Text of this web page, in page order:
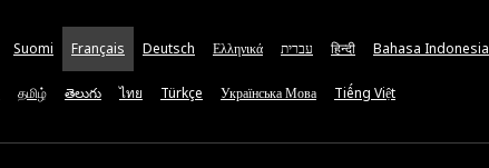
Suomi Français Deutsch Ελληνικά עברית हिन्दी Bahasa Indonesia
தமிழ் తెలుగు ไทย Türkçe Українська Мова Tiếng Việt